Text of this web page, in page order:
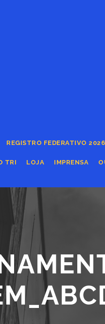
REGISTRO FEDERATIVO 2026
TRI LOJA IMPRENSA